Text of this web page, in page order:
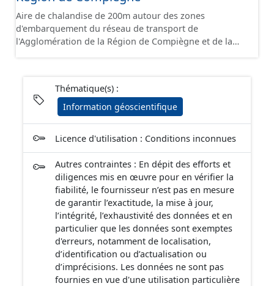
Aire de chalandise de 200m autour des zones
d'embarquement du réseau de transport de
l'Agglomération de la Région de Compiègne et de la
Thématique(s) :
Information géoscientifique
Licence d'utilisation : Conditions inconnues
Autres contraintes : En dépit des efforts et
diligences mis en œuvre pour en vérifier la
fiabilité, le fournisseur n’est pas en mesure
de garantir l’exactitude, la mise à jour,
l’intégrité, l’exhaustivité des données et en
particulier que les données sont exemptes
d'erreurs, notamment de localisation,
d’identification ou d’actualisation ou
d’imprécisions. Les données ne sont pas
fournies en vue d'une utilisation particulière